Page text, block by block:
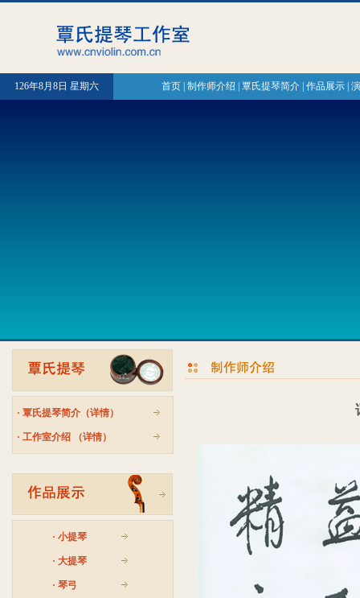
126年8月8日 星期六 首页| 制作师介绍 覃氏提琴简介| 作品展示|
· 覃氏提琴简介（详情）
· 工作室介绍 （详情）
· 小提琴
· 大提琴
· 琴弓